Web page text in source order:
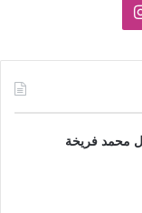
انستقرام
محمد فريخة